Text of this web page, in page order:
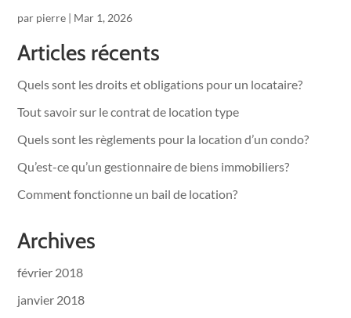
par pierre | Mar 1, 2026
Articles récents
Quels sont les droits et obligations pour un locataire?
Tout savoir sur le contrat de location type
Quels sont les règlements pour la location d’un condo?
Qu’est-ce qu’un gestionnaire de biens immobiliers?
Comment fonctionne un bail de location?
Archives
février 2018
janvier 2018